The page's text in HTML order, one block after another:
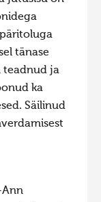
tänase
teadnud ja
ka
Säilinud
Ann